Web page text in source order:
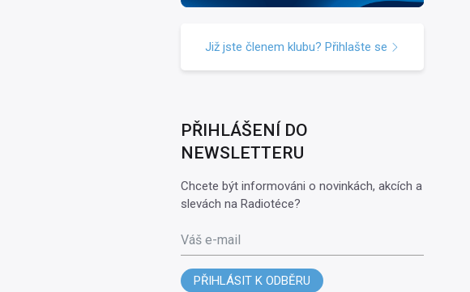
Již jste členem klubu? Přihlašte se
PŘIHLÁŠENÍ DO
NEWSLETTERU
Chcete být informováni o novinkách, akcích a
slevách na Radiotéce?
Váš e-mail
PŘIHLÁSIT K ODBĚRU